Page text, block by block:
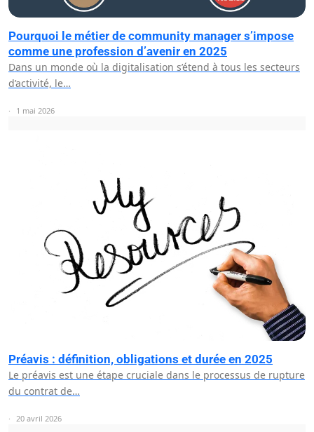
Pourquoi le métier de community manager s’impose
comme une profession d’avenir en 2025
Dans un monde où la digitalisation s’étend à tous les secteurs
d’activité, le…
1 mai 2026
Préavis : définition, obligations et durée en 2025
Le préavis est une étape cruciale dans le processus de rupture
du contrat de…
20 avril 2026